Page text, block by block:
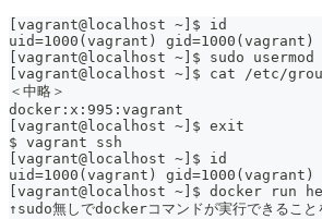
[vagrant@localhost ~]$ id
uid=1000(vagrant)
[vagrant@localhost ~]$ sudo
[vagrant@localhost ~]$ cat /etc/
＜中略＞
docker:x:995:vagrant
[vagrant@localhost ~]$ exit
$ vagrant ssh
[vagrant@localhost ~]$ id
uid=1000(vagrant)
[vagrant@localhost ~]$ docker run
↑sudo無しでdockerコマンドが実行できること